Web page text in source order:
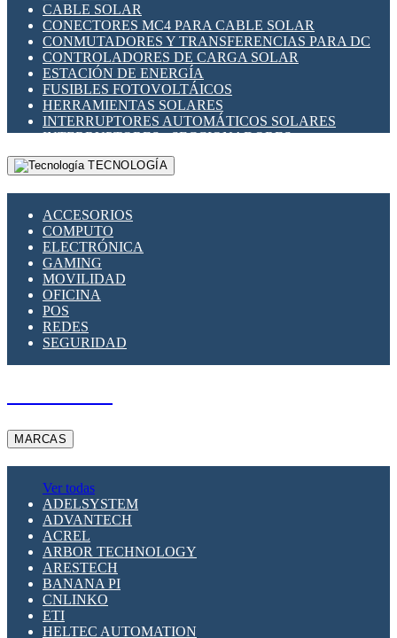
CABLE SOLAR
CONECTORES MC4 PARA CABLE SOLAR
CONMUTADORES Y TRANSFERENCIAS PARA DC
CONTROLADORES DE CARGA SOLAR
ESTACIÓN DE ENERGÍA
FUSIBLES FOTOVOLTÁICOS
HERRAMIENTAS SOLARES
INTERRUPTORES AUTOMÁTICOS SOLARES
INTERRUPTORES - SECCIONADORES
FOTOVOLTÁICOS
MONTAJE PANEL SOLAR
SUPRESOR DE TRANSIENTES SPDS PARA
APLICACIONES FOTOVOLTAICAS
TECNOLOGÍA
ACCESORIOS
COMPUTO
ELECTRÓNICA
GAMING
MOVILIDAD
OFICINA
POS
REDES
SEGURIDAD
MARCAS
Ver todas
ADELSYSTEM
ADVANTECH
ACREL
ARBOR TECHNOLOGY
ARESTECH
BANANA PI
CNLINKO
ETI
HELTEC AUTOMATION